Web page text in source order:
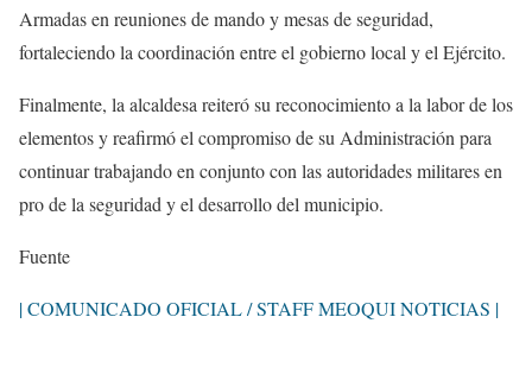
Armadas en reuniones de mando y mesas de seguridad,
fortaleciendo la coordinación entre el gobierno local y el Ejército.
Finalmente, la alcaldesa reiteró su reconocimiento a la labor de los
elementos y reafirmó el compromiso de su Administración para
continuar trabajando en conjunto con las autoridades militares en
pro de la seguridad y el desarrollo del municipio.
Fuente
| COMUNICADO OFICIAL / STAFF MEOQUI NOTICIAS |